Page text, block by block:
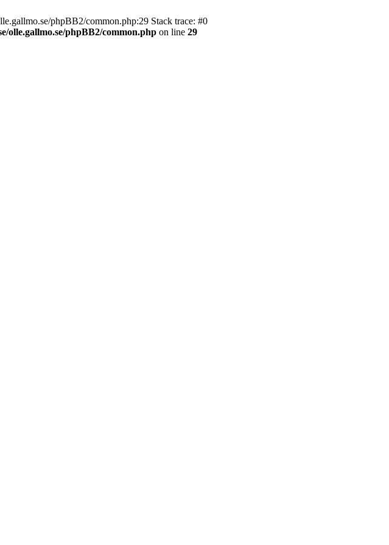
phpBB2/common.php:29 Stack trace: #0
olle.gallmo.se/phpBB2/common.php on line 29